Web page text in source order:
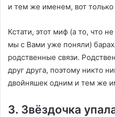
и тем же именем, вот только
Кстати, этот миф (а то, что
мы с Вами уже поняли)
родственные связи.
друг друга, поэтому никто
двойняшек одним и тем же
3. Звёздочка